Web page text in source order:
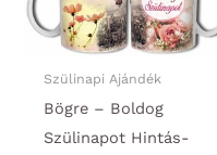
Szülinapi Ajándék
Bögre – Boldog
Szülinapot Hintás-